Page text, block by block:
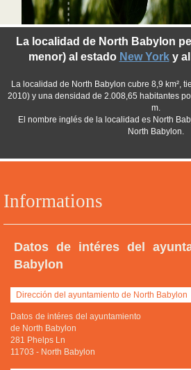
Informations
Datos de intéres del
Babylon
Dirección del ayuntamiento de North Babylon
Datos de intéres del ayuntamiento
de North Babylon
281 Phelps Ln
11703 - North Babylon
La localidad de North Babylon
menor) al estado New Yorky al
La localidad de North Babylon cubre 8,9 km²,
2010) y una densidad de 2.008,65 habitantes
m.
El nombre inglés de la localidad es North
North Babylon.